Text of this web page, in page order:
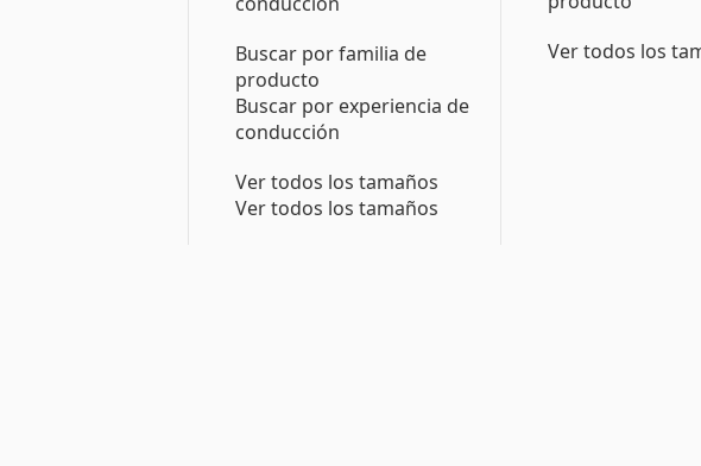
Buscar por familia de
producto
Buscar por experiencia de
conducción
Ver todos los tamaños
Ver todos los tamaños
Ver todos los